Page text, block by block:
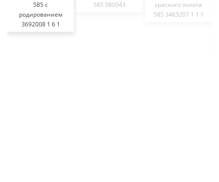
585 с
родированием
3692008 1 6 1
585 080043
красного золота
585 3463207 1 1 1